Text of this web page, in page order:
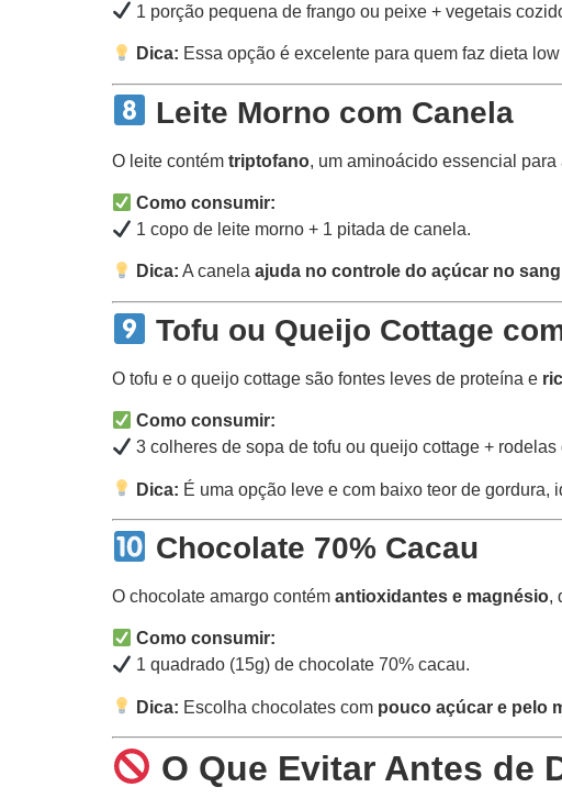
1 porção pequena de frango ou peixe + vegetais
Dica: Essa opção é excelente para quem faz dieta
Leite Morno com Canela
O leite contém triptofano, um aminoácido essencial
Como consumir:
1 copo de leite morno + 1 pitada de canela.
Dica: A canelaajuda no controle do açúcar no
Tofu ou Queijo Cottage
O tofu e o queijo cottage são fontes leves de proteína e
Como consumir:
3 colheres de sopa de tofu ou queijo cottage + rodelas
Dica: É uma opção leve e com baixo teor de gordura,
Chocolate 70% Cacau
O chocolate amargo contém antioxidantes e magnésio,
Como consumir:
1 quadrado (15g) de chocolate 70% cacau.
Dica: Escolha chocolates com pouco açúcar e pelo
O Que Evitar Antes de